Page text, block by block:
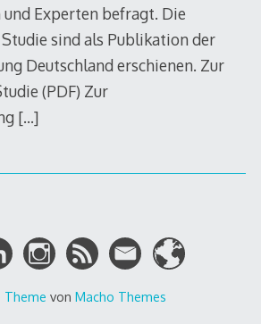
Experten befragt. Die
sind als Publikation der
Deutschland erschienen. Zur
(PDF) Zur
[…]
Theme von Macho Themes